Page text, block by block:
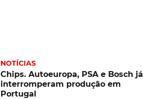
NOTÍCIAS
Chips. Autoeuropa, PSA e Bosch já
interromperam produção em
Portugal